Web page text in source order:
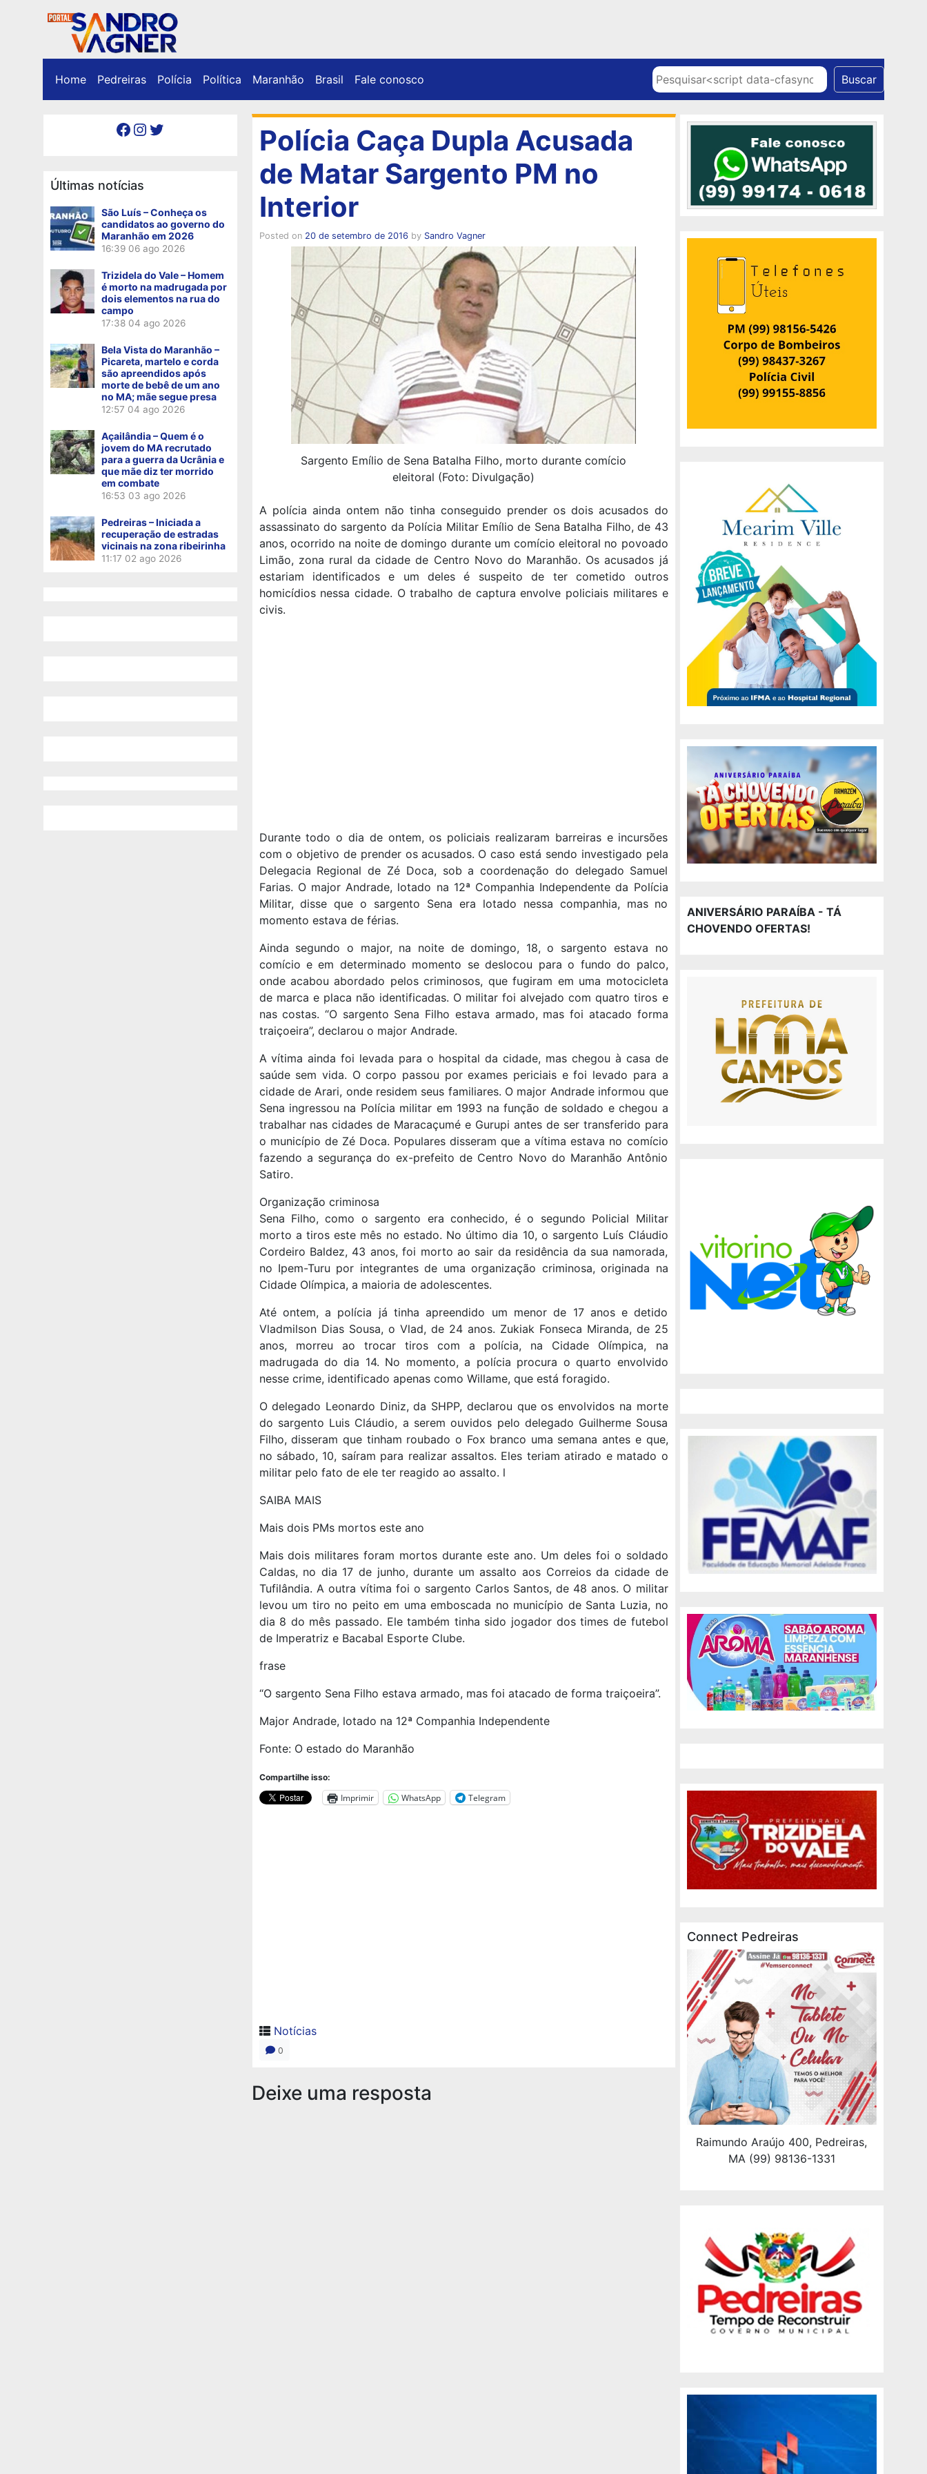
Home Pedreiras Polícia Política Maranhão Brasil Fale conosco Pesquisar Buscar
Facebook Instagram Twitter
Últimas notícias
São Luís – Conheça os
candidatos ao governo do
Maranhão em 2026
16:39 06 ago 2026
Trizidela do Vale – Homem
é morto na madrugada por
dois elementos na rua do
campo
17:38 04 ago 2026
Bela Vista do Maranhão –
Picareta, martelo e corda
são apreendidos após
morte de bebê de um ano
no MA; mãe segue presa
12:57 04 ago 2026
Açailândia – Quem é o
jovem do MA recrutado
para a guerra da Ucrânia e
que mãe diz ter morrido
em combate
16:53 03 ago 2026
Pedreiras – Iniciada a
recuperação de estradas
vicinais na zona ribeirinha
11:17 02 ago 2026
Polícia Caça Dupla Acusada
de Matar Sargento PM no
Interior
Posted on 20 de setembro de 2016 by Sandro Vagner
Sargento Emílio de Sena Batalha Filho, morto durante comício
eleitoral (Foto: Divulgação)
A polícia ainda ontem não tinha conseguido prender os dois acusados do
assassinato do sargento da Polícia Militar Emílio de Sena Batalha Filho, de 43
anos, ocorrido na noite de domingo durante um comício eleitoral no povoado
Limão, zona rural da cidade de Centro Novo do Maranhão. Os acusados já
estariam identificados e um deles é suspeito de ter cometido outros
homicídios nessa cidade. O trabalho de captura envolve policiais militares e
civis.
Durante todo o dia de ontem, os policiais realizaram barreiras e incursões
com o objetivo de prender os acusados. O caso está sendo investigado pela
Delegacia Regional de Zé Doca, sob a coordenação do delegado Samuel
Farias. O major Andrade, lotado na 12ª Companhia Independente da Polícia
Militar, disse que o sargento Sena era lotado nessa companhia, mas no
momento estava de férias.
Ainda segundo o major, na noite de domingo, 18, o sargento estava no
comício e em determinado momento se deslocou para o fundo do palco,
onde acabou abordado pelos criminosos, que fugiram em uma motocicleta
de marca e placa não identificadas. O militar foi alvejado com quatro tiros e
nas costas. “O sargento Sena Filho estava armado, mas foi atacado forma
traiçoeira”, declarou o major Andrade.
A vítima ainda foi levada para o hospital da cidade, mas chegou à casa de
saúde sem vida. O corpo passou por exames periciais e foi levado para a
cidade de Arari, onde residem seus familiares. O major Andrade informou que
Sena ingressou na Polícia militar em 1993 na função de soldado e chegou a
trabalhar nas cidades de Maracaçumé e Gurupi antes de ser transferido para
o município de Zé Doca. Populares disseram que a vítima estava no comício
fazendo a segurança do ex-prefeito de Centro Novo do Maranhão Antônio
Satiro.
Organização criminosa
Sena Filho, como o sargento era conhecido, é o segundo Policial Militar
morto a tiros este mês no estado. No último dia 10, o sargento Luís Cláudio
Cordeiro Baldez, 43 anos, foi morto ao sair da residência da sua namorada,
no Ipem-Turu por integrantes de uma organização criminosa, originada na
Cidade Olímpica, a maioria de adolescentes.
Até ontem, a polícia já tinha apreendido um menor de 17 anos e detido
Vladmilson Dias Sousa, o Vlad, de 24 anos. Zukiak Fonseca Miranda, de 25
anos, morreu ao trocar tiros com a polícia, na Cidade Olímpica, na
madrugada do dia 14. No momento, a polícia procura o quarto envolvido
nesse crime, identificado apenas como Willame, que está foragido.
O delegado Leonardo Diniz, da SHPP, declarou que os envolvidos na morte
do sargento Luis Cláudio, a serem ouvidos pelo delegado Guilherme Sousa
Filho, disseram que tinham roubado o Fox branco uma semana antes e que,
no sábado, 10, saíram para realizar assaltos. Eles teriam atirado e matado o
militar pelo fato de ele ter reagido ao assalto. l
SAIBA MAIS
Mais dois PMs mortos este ano
Mais dois militares foram mortos durante este ano. Um deles foi o soldado
Caldas, no dia 17 de junho, durante um assalto aos Correios da cidade de
Tufilândia. A outra vítima foi o sargento Carlos Santos, de 48 anos. O militar
levou um tiro no peito em uma emboscada no município de Santa Luzia, no
dia 8 do mês passado. Ele também tinha sido jogador dos times de futebol
de Imperatriz e Bacabal Esporte Clube.
frase
“O sargento Sena Filho estava armado, mas foi atacado de forma traiçoeira”.
Major Andrade, lotado na 12ª Companhia Independente
Fonte: O estado do Maranhão
Compartilhe isso:
Imprimir WhatsApp Telegram
Notícias
0
Deixe uma resposta
ANIVERSÁRIO PARAÍBA - TÁ
CHOVENDO OFERTAS!
Connect Pedreiras
Raimundo Araújo 400, Pedreiras,
MA (99) 98136-1331